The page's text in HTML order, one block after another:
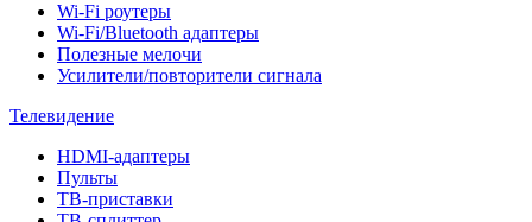
Wi-Fi роутеры
Wi-Fi/Bluetooth адаптеры
Полезные мелочи
Усилители/повторители сигнала
Телевидение
HDMI-адаптеры
Пульты
ТВ-приставки